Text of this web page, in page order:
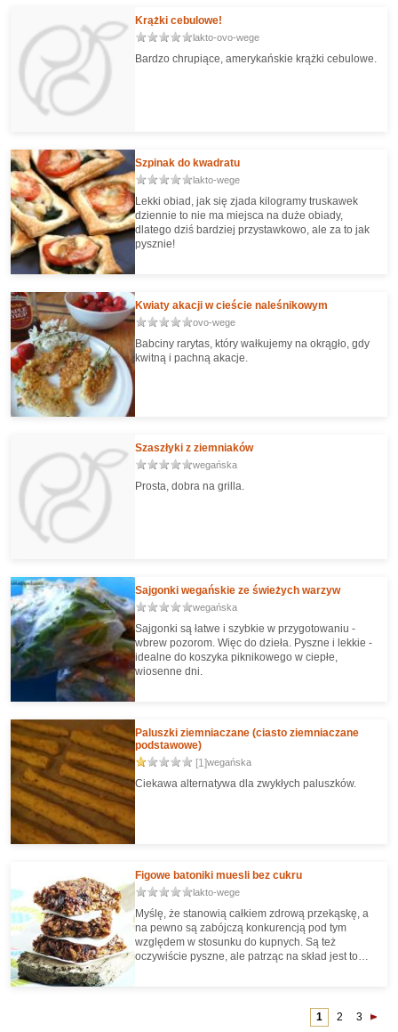
przepisu.
Krążki cebulowe!
lakto-ovo-wege
Bardzo chrupiące, amerykańskie krążki cebulowe.
Szpinak do kwadratu
lakto-wege
Lekki obiad, jak się zjada kilogramy truskawek
dziennie to nie ma miejsca na duże obiady,
dlatego dziś bardziej przystawkowo, ale za to jak
pysznie!
Kwiaty akacji w cieście naleśnikowym
ovo-wege
Babciny rarytas, który wałkujemy na okrągło, gdy
kwitną i pachną akacje.
Szaszłyki z ziemniaków
wegańska
Prosta, dobra na grilla.
Sajgonki wegańskie ze świeżych warzyw
wegańska
Sajgonki są łatwe i szybkie w przygotowaniu -
wbrew pozorom. Więc do dzieła. Pyszne i lekkie -
idealne do koszyka piknikowego w ciepłe,
wiosenne dni.
Paluszki ziemniaczane (ciasto ziemniaczane
podstawowe)
[1]wegańska
Ciekawa alternatywa dla zwykłych paluszków.
Figowe batoniki muesli bez cukru
lakto-wege
Myślę, że stanowią całkiem zdrową przekąskę, a
na pewno są zabójczą konkurencją pod tym
względem w stosunku do kupnych. Są też
oczywiście pyszne, ale patrząc na skład jest to
1 2 3